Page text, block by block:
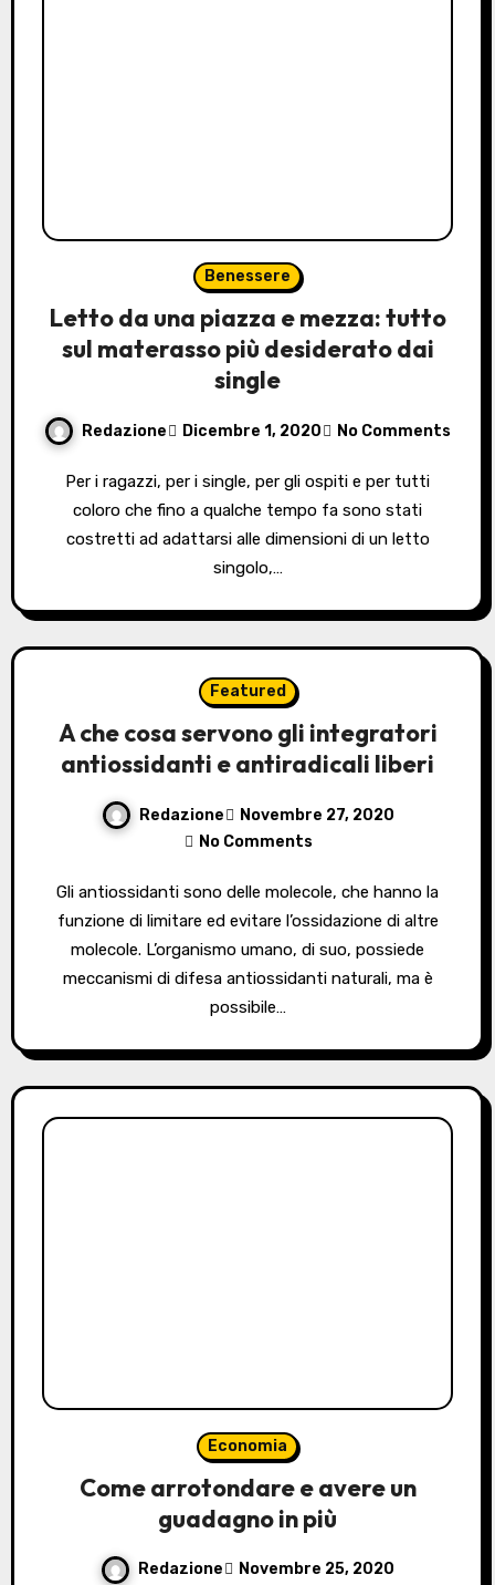
Benessere
Letto da una piazza e mezza: tutto
sul materasso più desiderato dai
single
Redazione Dicembre 1, 2020 No Comments
Per i ragazzi, per i single, per gli ospiti e per tutti
coloro che fino a qualche tempo fa sono stati
costretti ad adattarsi alle dimensioni di un letto
singolo,…
Featured
A che cosa servono gli integratori
antiossidanti e antiradicali liberi
Redazione
Novembre 27, 2020
No Comments
Gli antiossidanti sono delle molecole, che hanno la
funzione di limitare ed evitare l’ossidazione di altre
molecole. L’organismo umano, di suo, possiede
meccanismi di difesa antiossidanti naturali, ma è
possibile…
Economia
Come arrotondare e avere un
guadagno in più
Redazione
Novembre 25, 2020